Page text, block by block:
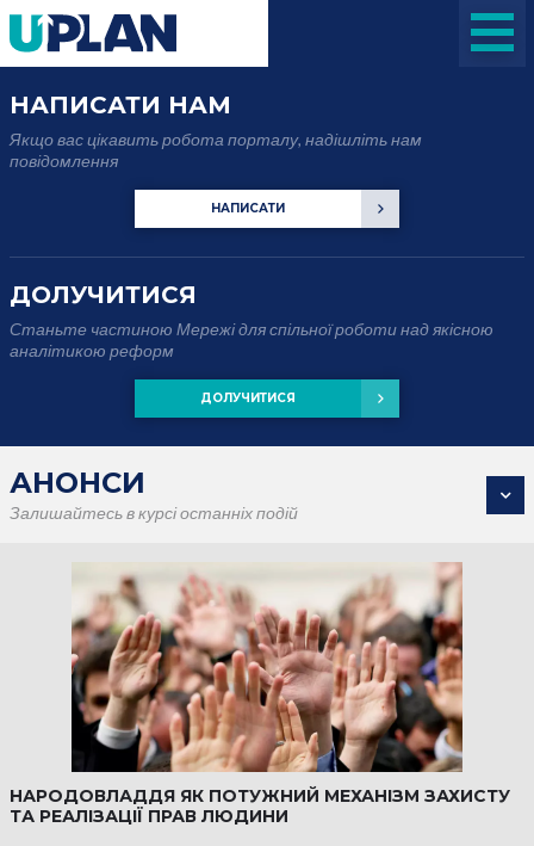
НАПИСАТИ НАМ
Якщо вас цікавить робота порталу, надішліть нам
повідомлення
НАПИСАТИ
ДОЛУЧИТИСЯ
Станьте частиною Мережі для спільної роботи над якісною
аналітикою реформ
ДОЛУЧИТИСЯ
АНОНСИ
Залишайтесь в курсі останніх подій
НАРОДОВЛАДДЯ ЯК ПОТУЖНИЙ МЕХАНІЗМ ЗАХИСТУ
ТА РЕАЛІЗАЦІЇ ПРАВ ЛЮДИНИ